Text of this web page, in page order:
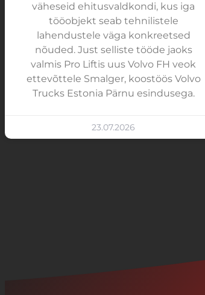
väheseid ehitusvaldkondi, kus iga
tööobjekt seab tehnilistele
lahendustele väga konkreetsed
nõuded. Just selliste tööde jaoks
valmis Pro Liftis uus Volvo FH veok
ettevõttele Smalger, koostöös Volvo
Trucks Estonia Pärnu esindusega.
23.07.2026